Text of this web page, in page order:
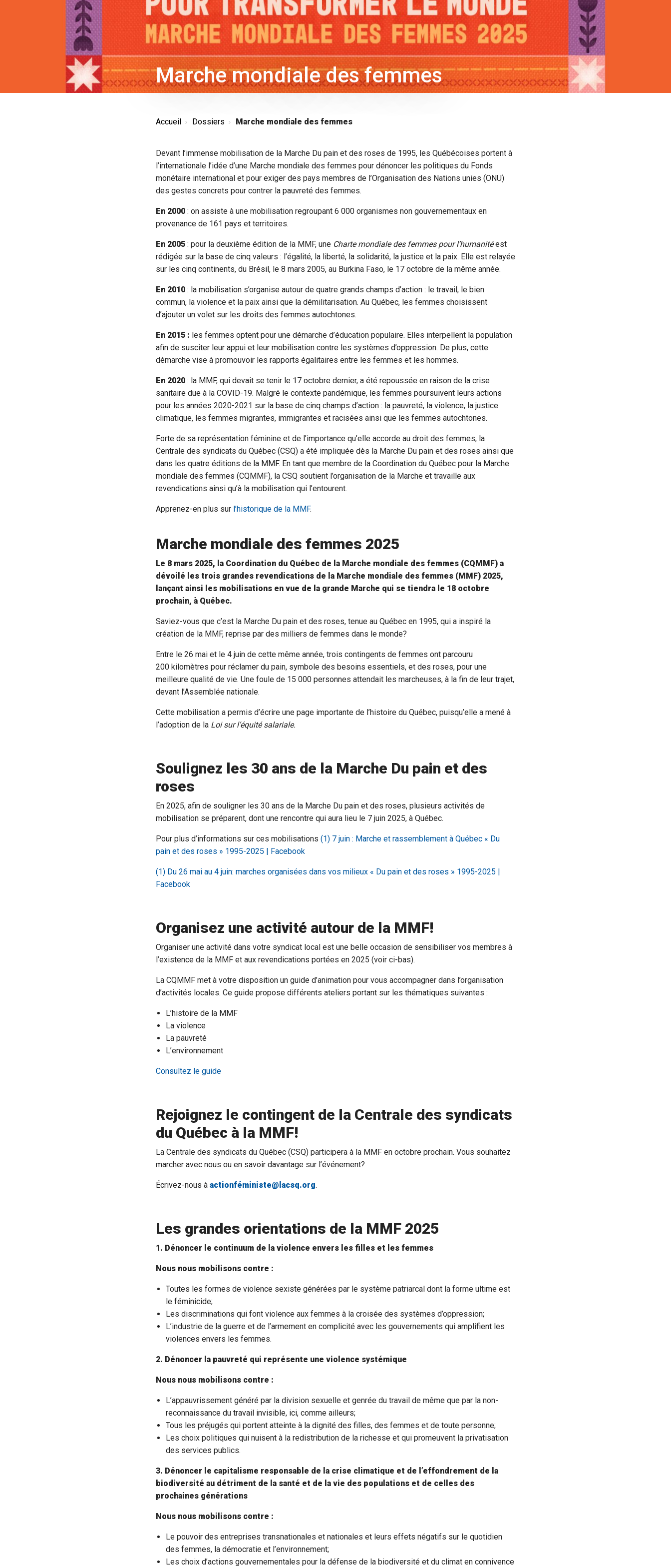
Marche mondiale des femmes
Accueil Dossiers Marche mondiale des femmes
Devant l’immense mobilisation de la Marche Du pain et des roses de 1995, les Québécoises portent à
l’internationale l’idée d’une Marche mondiale des femmes pour dénoncer les politiques du Fonds
monétaire international et pour exiger des pays membres de l’Organisation des Nations unies (ONU)
des gestes concrets pour contrer la pauvreté des femmes.
En 2000 : on assiste à une mobilisation regroupant 6 000 organismes non gouvernementaux en
provenance de 161 pays et territoires.
En 2005 : pour la deuxième édition de la MMF, une Charte mondiale des femmes pour l’humanitéest
rédigée sur la base de cinq valeurs : l’égalité, la liberté, la solidarité, la justice et la paix. Elle est relayée
sur les cinq continents, du Brésil, le 8 mars 2005, au Burkina Faso, le 17 octobre de la même année.
En 2010 : la mobilisation s’organise autour de quatre grands champs d’action : le travail, le bien
commun, la violence et la paix ainsi que la démilitarisation. Au Québec, les femmes choisissent
d’ajouter un volet sur les droits des femmes autochtones.
En 2015 : les femmes optent pour une démarche d’éducation populaire. Elles interpellent la population
afin de susciter leur appui et leur mobilisation contre les systèmes d’oppression. De plus, cette
démarche vise à promouvoir les rapports égalitaires entre les femmes et les hommes.
En 2020 : la MMF, qui devait se tenir le 17 octobre dernier, a été repoussée en raison de la crise
sanitaire due à la COVID-19. Malgré le contexte pandémique, les femmes poursuivent leurs actions
pour les années 2020-2021 sur la base de cinq champs d’action : la pauvreté, la violence, la justice
climatique, les femmes migrantes, immigrantes et racisées ainsi que les femmes autochtones.
Forte de sa représentation féminine et de l’importance qu’elle accorde au droit des femmes, la
Centrale des syndicats du Québec (CSQ) a été impliquée dès la Marche Du pain et des roses ainsi que
dans les quatre éditions de la MMF. En tant que membre de la Coordination du Québec pour la Marche
mondiale des femmes (CQMMF), la CSQ soutient l’organisation de la Marche et travaille aux
revendications ainsi qu’à la mobilisation qui l’entourent.
Apprenez-en plus sur l’historique de la MMF.
Marche mondiale des femmes 2025
Le 8 mars 2025, la Coordination du Québec de la Marche mondiale des femmes (CQMMF) a
dévoilé les trois grandes revendications de la Marche mondiale des femmes (MMF) 2025,
lançant ainsi les mobilisations en vue de la grande Marche qui se tiendra le 18 octobre
prochain, à Québec.
Saviez-vous que c’est la Marche Du pain et des roses, tenue au Québec en 1995, qui a inspiré la
création de la MMF, reprise par des milliers de femmes dans le monde?
Entre le 26 mai et le 4 juin de cette même année, trois contingents de femmes ont parcouru
200 kilomètres pour réclamer du pain, symbole des besoins essentiels, et des roses, pour une
meilleure qualité de vie. Une foule de 15 000 personnes attendait les marcheuses, à la fin de leur trajet,
devant l’Assemblée nationale.
Cette mobilisation a permis d’écrire une page importante de l’histoire du Québec, puisqu’elle a mené à
l’adoption de la Loi sur l’équité salariale.
Soulignez les 30 ans de la Marche Du pain et des
roses
En 2025, afin de souligner les 30 ans de la Marche Du pain et des roses, plusieurs activités de
mobilisation se préparent, dont une rencontre qui aura lieu le 7 juin 2025, à Québec.
Pour plus d’informations sur ces mobilisations (1) 7 juin : Marche et rassemblement à Québec « Du
pain et des roses » 1995-2025 | Facebook
(1) Du 26 mai au 4 juin: marches organisées dans vos milieux « Du pain et des roses » 1995-2025 |
Facebook
Organisez une activité autour de la MMF!
Organiser une activité dans votre syndicat local est une belle occasion de sensibiliser vos membres à
l’existence de la MMF et aux revendications portées en 2025 (voir ci-bas).
La CQMMF met à votre disposition un guide d’animation pour vous accompagner dans l’organisation
d’activités locales. Ce guide propose différents ateliers portant sur les thématiques suivantes :
L’histoire de la MMF
La violence
La pauvreté
L’environnement
Consultez le guide
Rejoignez le contingent de la Centrale des syndicats
du Québec à la MMF!
La Centrale des syndicats du Québec (CSQ) participera à la MMF en octobre prochain. Vous souhaitez
marcher avec nous ou en savoir davantage sur l’événement?
Écrivez-nous à actionféministe@lacsq.org.
Les grandes orientations de la MMF 2025
1. Dénoncer le continuum de la violence envers les filles et les femmes
Nous nous mobilisons contre :
Toutes les formes de violence sexiste générées par le système patriarcal dont la forme ultime est
le féminicide;
Les discriminations qui font violence aux femmes à la croisée des systèmes d’oppression;
L’industrie de la guerre et de l’armement en complicité avec les gouvernements qui amplifient les
violences envers les femmes.
2. Dénoncer la pauvreté qui représente une violence systémique
Nous nous mobilisons contre :
L’appauvrissement généré par la division sexuelle et genrée du travail de même que par la non-
reconnaissance du travail invisible, ici, comme ailleurs;
Tous les préjugés qui portent atteinte à la dignité des filles, des femmes et de toute personne;
Les choix politiques qui nuisent à la redistribution de la richesse et qui promeuvent la privatisation
des services publics.
3. Dénoncer le capitalisme responsable de la crise climatique et de l’effondrement de la
biodiversité au détriment de la santé et de la vie des populations et de celles des
prochaines générations
Nous nous mobilisons contre :
Le pouvoir des entreprises transnationales et nationales et leurs effets négatifs sur le quotidien
des femmes, la démocratie et l’environnement;
Les choix d’actions gouvernementales pour la défense de la biodiversité et du climat en connivence